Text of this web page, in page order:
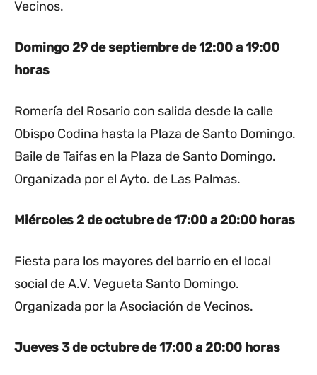
Vecinos.
Domingo 29 de septiembrede 12:00 a 19:00
horas
Romería del Rosario con salida desde la calle
Obispo Codina hasta la Plaza de Santo Domingo.
Baile de Taifas en la Plaza de Santo Domingo.
Organizada por el Ayto. de Las Palmas.
Miércoles 2 de octubrede 17:00 a 20:00 horas
Fiesta para los mayores del barrio en el local
social de A.V. Vegueta Santo Domingo.
Organizada por la Asociación de Vecinos.
Jueves 3 de octubrede 17:00 a 20:00 horas